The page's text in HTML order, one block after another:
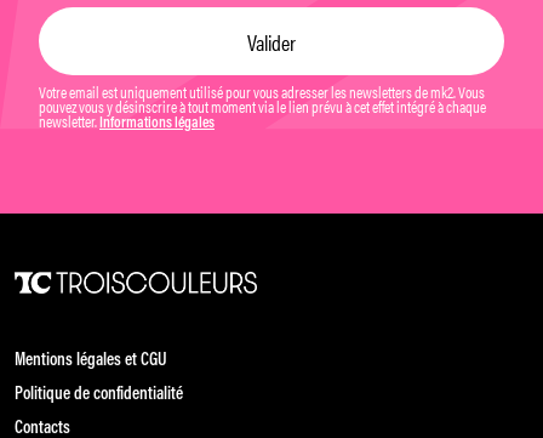
Votre email est uniquement utilisé pour vous adresser les newsletters de mk2. Vous
pouvez vous y désinscrire à tout moment via le lien prévu à cet effet intégré à chaque
newsletter. Informations légales
Mentions légales et CGU
Politique de confidentialité
Contacts